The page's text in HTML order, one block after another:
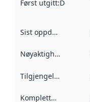
Først utgitt:Denne
Sist oppdatert
Nøyaktighet
Tilgjengelighet
Kompletthet